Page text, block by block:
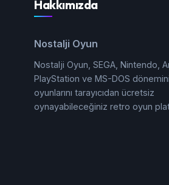
Hakkımızda
Nostalji Oyun
Nostalji Oyun, SEGA, Nintendo,
PlayStation ve MS-DOS
oyunlarını tarayıcıdan ücretsiz
oynayabileceğiniz retro oyun